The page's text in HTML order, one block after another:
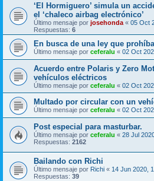
‘El Hormiguero’ simula un
el ‘chaleco airbag electrónico’
Último mensaje por josehonda « 05 Oct
Respuestas: 6
En busca de una ley que
Último mensaje por ceferalu « 02 Oct
Acuerdo entre Polaris y Zero
vehículos eléctricos
Último mensaje por ceferalu « 02 Oct
Multado por circular con un
Último mensaje por ceferalu « 02 Oct
Post especial para masturbar.
Último mensaje por ceferalu « 28 Jul
Respuestas: 2162
Bailando con Richi
Último mensaje por Richi « 14 Jun 2020,
Respuestas: 39